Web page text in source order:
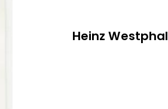
Heinz Westphal